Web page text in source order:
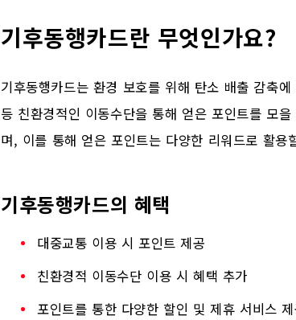
기후동행카드란 무엇인가요?
기후동행카드는 환경 보호를 위해 탄소 배출 감축
등 친환경적인 이동수단을 통해 얻은 포인트를 모
며, 이를 통해 얻은 포인트는 다양한 리워드로 활용
기후동행카드의 혜택
대중교통 이용 시 포인트 제공
친환경적 이동수단 이용 시 혜택 추가
포인트를 통한 다양한 할인 및 제휴 서비스